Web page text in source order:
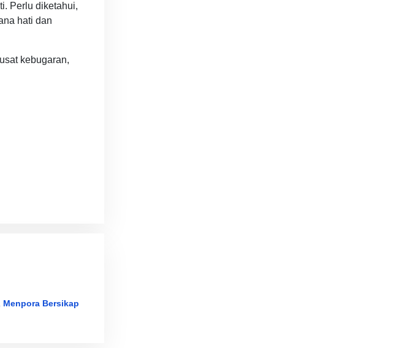
Perlu diketahui,
hati dan
kebugaran,
Menpora Bersikap